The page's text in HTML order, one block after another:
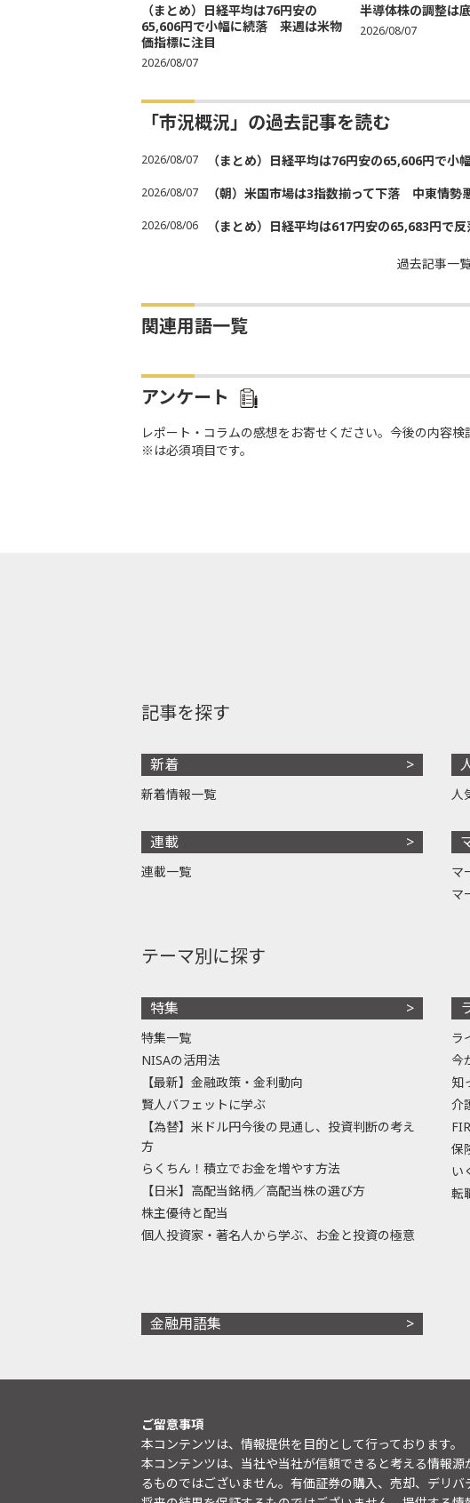
（まとめ）日経平均は76円安の
65,606円で小幅に続落 来週は米物
価指標に注目
2026/08/07
半導体株の調整は
2026/08/07
「市況概況」の過去記事を読む
2026/08/07 （まとめ）日経平均は76円安の65,606円で
2026/08/07 （朝）米国市場は3指数揃って下落 中東情
2026/08/06 （まとめ）日経平均は617円安の65,683円で
過去記事一
関連用語一覧
アンケート
レポート・コラムの感想をお寄せください。今後の内容検
※は必須項目です。
記事を探す
新着
新着情報一覧
連載
連載一覧
人
マ
マ
テーマ別に探す
特集
特集一覧
NISAの活用法
【最新】金融政策・金利動向
賢人バフェットに学ぶ
【為替】米ドル円今後の見通し、投資判断の考え
方
らくちん！積立でお金を増やす方法
【日米】高配当銘柄／高配当株の選び方
株主優待と配当
個人投資家・著名人から学ぶ、お金と投資の極意
ラ
今
知
介
保
い
転
金融用語集
ご留意事項
本コンテンツは、情報提供を目的として行っております。
本コンテンツは、当社や当社が信頼できると考える情報
るものではございません。有価証券の購入、売却、デリ